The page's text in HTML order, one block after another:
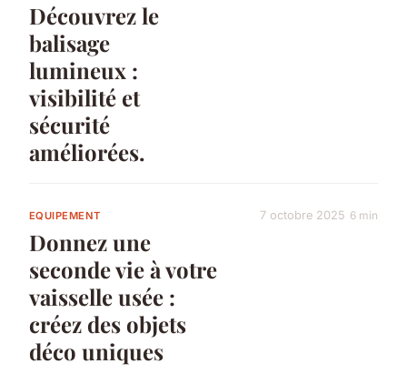
Découvrez le
balisage
lumineux :
visibilité et
sécurité
améliorées.
EQUIPEMENT
Donnez une
seconde vie à votre
vaisselle usée :
créez des objets
déco uniques
7 octobre 2025 6 min